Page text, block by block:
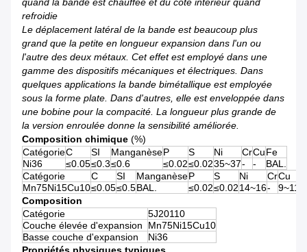
quand la bande est chauffée et du côté intérieur quand
refroidie
Le déplacement latéral de la bande est beaucoup plus
grand que la petite en longueur expansion dans l'un ou
l'autre des deux métaux. Cet effet est employé dans une
gamme des dispositifs mécaniques et électriques. Dans
quelques applications la bande bimétallique est employée
sous la forme plate. Dans d'autres, elle est enveloppée dans
une bobine pour la compacité. La longueur plus grande de
la version enroulée donne la sensibilité améliorée.
Composition chimique (%)
CatégorieC SI ManganèseP S Ni CrCuFe
Ni36
≤0.05≤0.3≤0.6 ≤0.02≤0.0235~37- -
BAL.
Catégorie
C SI ManganèseP S Ni CrCu
Mn75Ni15Cu10≤0.05≤0.5BAL. ≤0.02≤0.0214~16- 9~11
Composition
Catégorie
5J20110
Couche élevée d'expansion
Mn75Ni15Cu10
Basse couche d'expansion
Ni36